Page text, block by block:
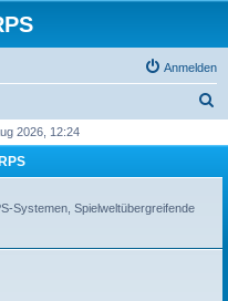
Anmelden
h
2026, 12:24
Systemen, Spielweltübergreifende